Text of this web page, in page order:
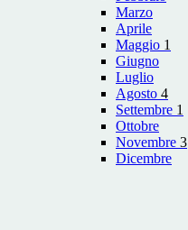
Marzo
Aprile
Maggio 1
Giugno
Luglio
Agosto 4
Settembre 1
Ottobre
Novembre 3
Dicembre